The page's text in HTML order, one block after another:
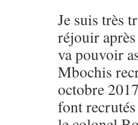
Je suis très
réjouir
va pouvoir
Mbochis
octobre
font